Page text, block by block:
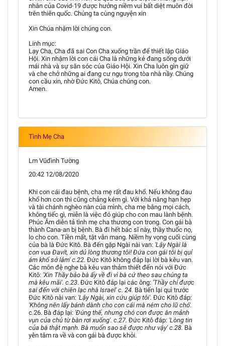
nhân của Covid-19 được hưởng niềm vui bất diệt muôn đời
trên thiên quốc. Chúng ta cùng nguyện xin
Xin Chúa nhậm lời chúng con.
Linh mục:
Lạy Cha, Cha đã sai Con Cha xuống trần để thiết lập Giáo
Hội. Xin nhậm lời con cái Cha là những kẻ đang sống dưới
mái nhà và sự săn sóc của Giáo Hội. Xin Cha luôn gìn giữ
và che chở những ai đang cư ngụ trong tòa nhà nầy. Chúng
con cầu xin, nhờ Đức Kitô, Chúa chúng con.
Amen.
Tình Mẹ Cha
Lm Vũđình Tường
20:42 12/08/2020
Khi con cái đau bệnh, cha mẹ rất đau khổ. Nếu không đau
khổ hơn con thì cũng chẳng kém gì. Với khả năng hạn hẹp
và tài chánh nghèo nàn của mình, cha mẹ bằng mọi cách,
không tiếc gì, miễn là việc đó giúp cho con mau lành bệnh.
Phúc Âm diễn tả tình mẹ cha thương con trong. Con gái bà
thành Cana-an bị bệnh. Bà đi hết bác sĩ này, thầy thuốc nọ,
lo cho con. Tiền mất, tật vẫn mang. Niềm hy vọng cuối cùng
của bà là Đức Kitô. Bà đến gặp Ngài nài van: 'Lậy Ngài là
con vua Đavít, xin dủ lòng thương tôi! Đứa con gái tôi bị quỉ
ám khổ sở lắm' c.22. Đức Kitô không đáp lại lời bà kêu van.
Các môn đệ nghe bà kêu van thảm thiết đến nói với Đức
Kitô: 'Xin Thầy bảo bà ấy về đi vì bà cứ theo sau chúng ta
mà kêu mãi'. c.23. Đức Kitô đáp lại các ông: 'Thầy chỉ được
sai đến với chiên lạc nhà Israel' c. 24. Bà tiến lại quì trước
Đức Kitô nài van: 'Lậy Ngài, xin cứu giúp tôi'. Đức Kitô đáp:
'Không nên lấy bánh dành cho con cái mà ném cho lũ chó'.
c.26. Bà đáp lại: 'Đúng thế, nhưng chó con được ăn mảnh
vụn của chủ từ bàn rơi xuống'. c.27. Đức Kitô đáp: 'Lòng tin
của bà thật mạnh. Bà muốn sao sẽ được như vậy' c.28. Bà
yên tâm ra về và con gái bà được khỏi.